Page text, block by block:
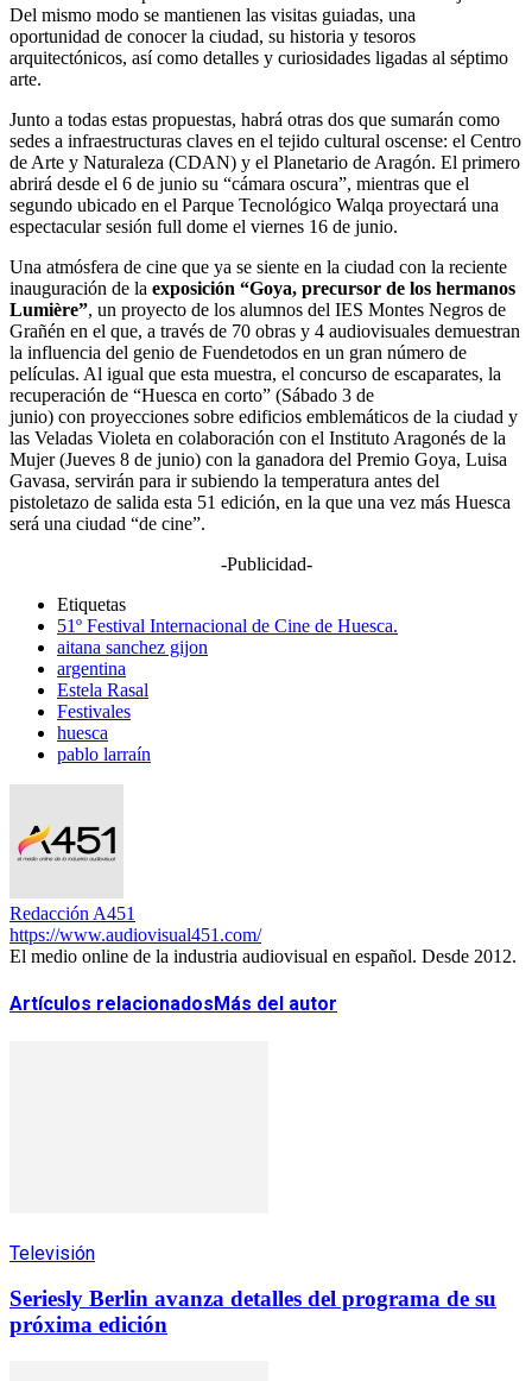
Del mismo modo se mantienen las visitas guiadas, una
oportunidad de conocer la ciudad, su historia y tesoros
arquitectónicos, así como detalles y curiosidades ligadas al séptimo
arte.
Junto a todas estas propuestas, habrá otras dos que sumarán como
sedes a infraestructuras claves en el tejido cultural oscense: el Centro
de Arte y Naturaleza (CDAN) y el Planetario de Aragón. El primero
abrirá desde el 6 de junio su “cámara oscura”, mientras que el
segundo ubicado en el Parque Tecnológico Walqa proyectará una
espectacular sesión full dome el viernes 16 de junio.
Una atmósfera de cine que ya se siente en la ciudad con la reciente
inauguración de la exposición “Goya, precursor de los hermanos
Lumière”, un proyecto de los alumnos del IES Montes Negros de
Grañén en el que, a través de 70 obras y 4 audiovisuales demuestran
la influencia del genio de Fuendetodos en un gran número de
películas. Al igual que esta muestra, el concurso de escaparates, la
recuperación de “Huesca en corto” (Sábado 3 de
junio) con proyecciones sobre edificios emblemáticos de la ciudad y
las Veladas Violeta en colaboración con el Instituto Aragonés de la
Mujer (Jueves 8 de junio) con la ganadora del Premio Goya, Luisa
Gavasa, servirán para ir subiendo la temperatura antes del
pistoletazo de salida esta 51 edición, en la que una vez más Huesca
será una ciudad “de cine”.
-Publicidad-
Etiquetas
51º Festival Internacional de Cine de Huesca.
aitana sanchez gijon
argentina
Estela Rasal
Festivales
huesca
pablo larraín
Redacción A451
https://www.audiovisual451.com/
El medio online de la industria audiovisual en español. Desde 2012.
Artículos relacionados Más del autor
Televisión
Seriesly Berlin avanza detalles del programa de su
próxima edición